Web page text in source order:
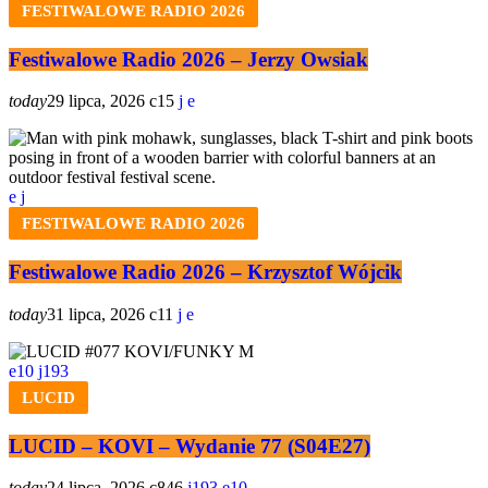
FESTIWALOWE RADIO 2026
Festiwalowe Radio 2026 – Jerzy Owsiak
today29 lipca, 2026 15
FESTIWALOWE RADIO 2026
Festiwalowe Radio 2026 – Krzysztof Wójcik
today31 lipca, 2026 11
10 193
LUCID
LUCID – KOVI – Wydanie 77 (S04E27)